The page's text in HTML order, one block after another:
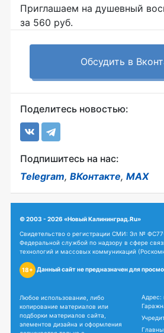
Приглашаем на душевный
за 560 руб.
Обсудить в
Поделитесь новостью:
Подпишитесь на нас:
Telegram, ВКонтакте, MAX
© 2003 - 2026 «Новый Калининград.Ru»
Свидетельство о регистрации СМИ: Эл №
Федеральной службой по надзору в сфере
технологий и массовых коммуникаций
18+ Данный сайт не предназначен для
Любое использование, либо
копирование материалов или
подборки материалов сайта,
элементов дизайна и оформления
Адрес: